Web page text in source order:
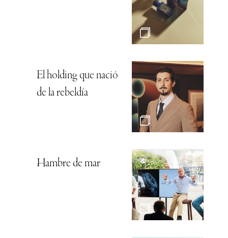
El holding que nació
de la rebeldía
Hambre de mar